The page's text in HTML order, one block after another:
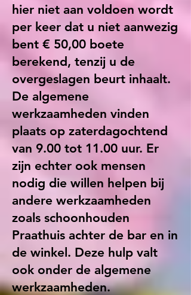
hier niet aan voldoen wordt
per keer dat u niet aanwezig
bent € 50,00 boete
berekend, tenzij u de
overgeslagen beurt inhaalt.
De algemene
werkzaamheden vinden
plaats op zaterdagochtend
van 9.00 tot 11.00 uur. Er
zijn echter ook mensen
nodig die willen helpen bij
andere werkzaamheden
zoals schoonhouden
Praathuis achter de bar en in
de winkel. Deze hulp valt
ook onder de algemene
werkzaamheden.